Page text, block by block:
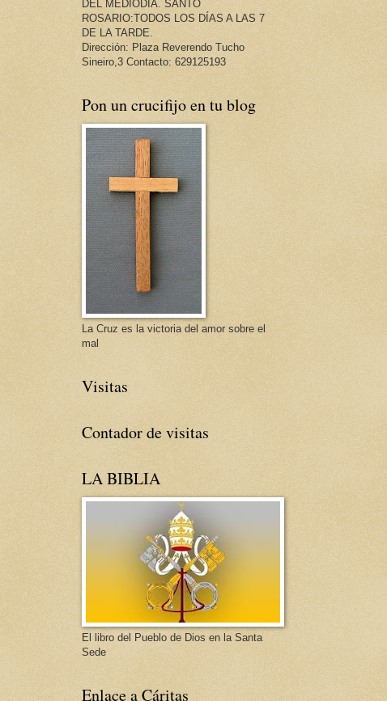
DEL MEDIODÍA. SANTO
ROSARIO:TODOS LOS DÍAS A LAS 7
DE LA TARDE.
Dirección: Plaza Reverendo Tucho
Sineiro,3 Contacto: 629125193
Pon un crucifijo en tu blog
La Cruz es la victoria del amor sobre el
mal
Visitas
Contador de visitas
LA BIBLIA
El libro del Pueblo de Dios en la Santa
Sede
Enlace a Cáritas